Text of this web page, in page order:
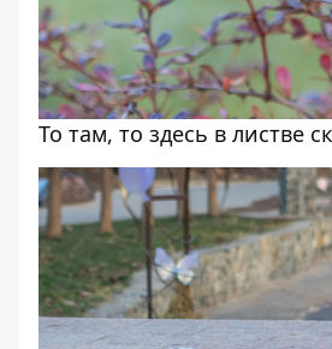
То там, то здесь в листве